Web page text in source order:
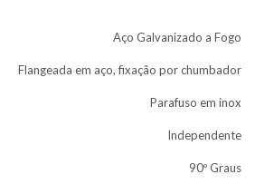
Aço Galvanizado a Fogo
Flangeada em aço, fixação por chumbador
Parafuso em inox
Independente
90º Graus